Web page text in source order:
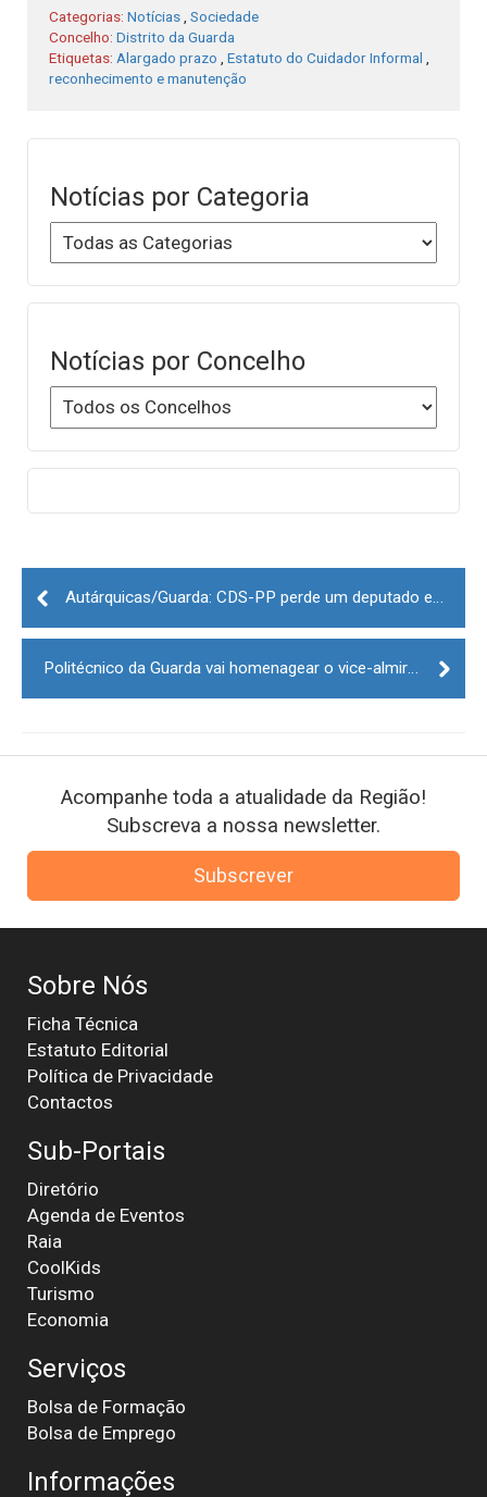
Categorias: Notícias Sociedade
Concelho: Distrito da Guarda
Etiquetas: Alargado prazo Estatuto do Cuidador Informal
reconhecimento e manutenção
Notícias por Categoria
Notícias por Concelho
Post
navigation
Acompanhe toda a atualidade da Região!
Subscreva a nossa newsletter.
Subscrever
Sobre Nós
Ficha Técnica
Estatuto Editorial
Política de Privacidade
Contactos
Sub-Portais
Diretório
Agenda de Eventos
Raia
CoolKids
Turismo
Economia
Serviços
Bolsa de Formação
Bolsa de Emprego
Informações